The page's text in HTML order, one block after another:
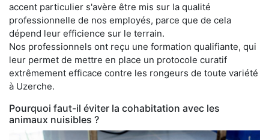
accent particulier s'avère être mis sur la qualité
professionnelle de nos employés, parce que de cela
dépend leur efficience sur le terrain.
Nos professionnels ont reçu une formation qualifiante, qui
leur permet de mettre en place un protocole curatif
extrêmement efficace contre les rongeurs de toute variété
à Uzerche.
Pourquoi faut-il éviter la cohabitation avec les
animaux nuisibles ?